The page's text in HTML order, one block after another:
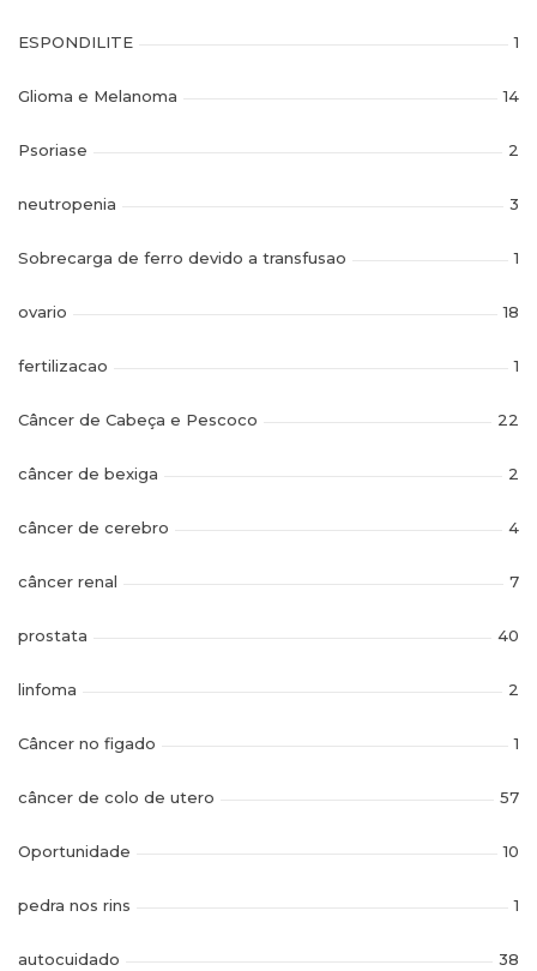
ESPONDILITE 1
Glioma e Melanoma 14
Psoriase 2
neutropenia 3
Sobrecarga de ferro devido a transfusao 1
ovario 18
fertilizacao 1
Câncer de Cabeça e Pescoco 22
câncer de bexiga 2
câncer de cerebro 4
câncer renal 7
prostata 40
linfoma 2
Câncer no figado 1
câncer de colo de utero 57
Oportunidade 10
pedra nos rins 1
autocuidado 38